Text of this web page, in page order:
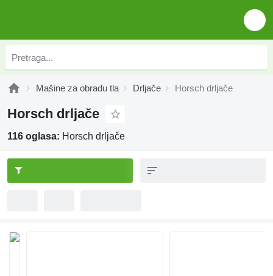
Mašine za obradu tla Drljače Horsch drljače
Horsch drljače
116 oglasa: Horsch drljače